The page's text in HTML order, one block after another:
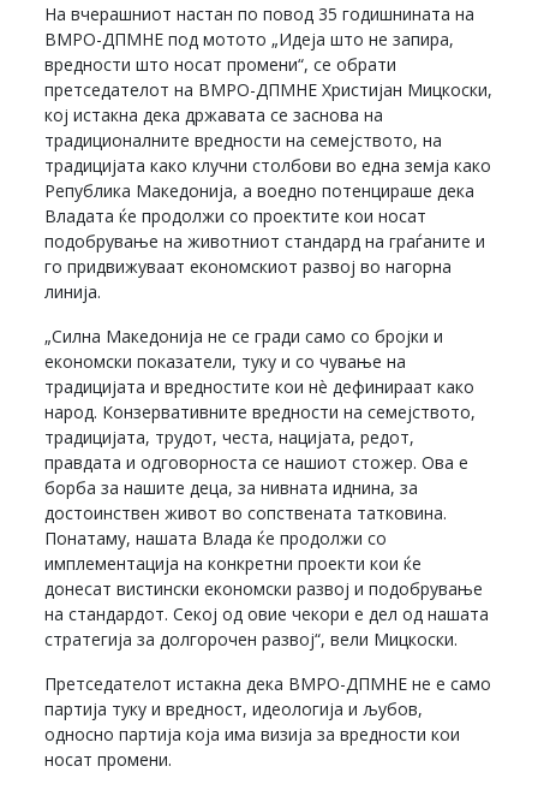
На вчерашниот настан по повод 35 годишнината на
ВМРО-ДПМНЕ под мотото „Идеја што не запира,
вредности што носат промени“, се обрати
претседателот на ВМРО-ДПМНЕ Христијан Мицкоски,
кој истакна дека државата се заснова на
традиционалните вредности на семејството, на
традицијата како клучни столбови во една земја како
Република Македонија, а воедно потенцираше дека
Владата ќе продолжи со проектите кои носат
подобрување на животниот стандард на граѓаните и
го придвижуваат економскиот развој во нагорна
линија.
„Силна Македонија не се гради само со бројки и
економски показатели, туку и со чување на
традицијата и вредностите кои нè дефинираат како
народ. Конзервативните вредности на семејството,
традицијата, трудот, честа, нацијата, редот,
правдата и одговорноста се нашиот стожер. Ова е
борба за нашите деца, за нивната иднина, за
достоинствен живот во сопствената татковина.
Понатаму, нашата Влада ќе продолжи со
имплементација на конкретни проекти кои ќе
донесат вистински економски развој и подобрување
на стандардот. Секој од овие чекори е дел од нашата
стратегија за долгорочен развој“, вели Мицкоски.
Претседателот истакна дека ВМРО-ДПМНЕ не е само
партија туку и вредност, идеологија и љубов,
односно партија која има визија за вредности кои
носат промени.